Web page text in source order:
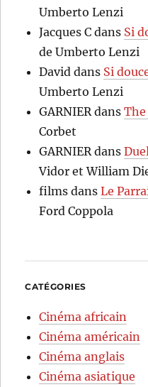
Umberto Lenzi
Jacques C dans Si
de Umberto Lenzi
David dans Si
Umberto Lenzi
GARNIER dans
Corbet
GARNIER dans
Vidor et William
films dansLe
Ford Coppola
CATÉGORIES
Cinéma africain
Cinéma américain
Cinéma anglais
Cinéma asiatique